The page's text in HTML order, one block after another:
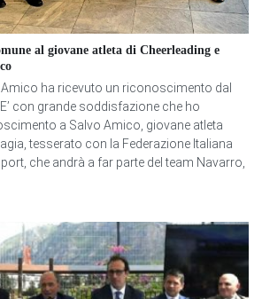
al giovane atleta di Cheerleading e
Amico ha ricevuto un riconoscimento dal
con grande soddisfazione che ho
a Salvo Amico, giovane atleta
tesserato con la Federazione Italiana
che andrà a far parte del team Navarro,